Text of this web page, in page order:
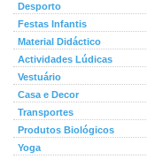
Desporto
Festas Infantis
Material Didáctico
Actividades Lúdicas
Vestuário
Casa e Decor
Transportes
Produtos Biológicos
Yoga